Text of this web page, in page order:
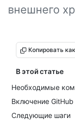
внешнего
Копировать
В этой статье
Необходимые
Включение
Следующие шаги